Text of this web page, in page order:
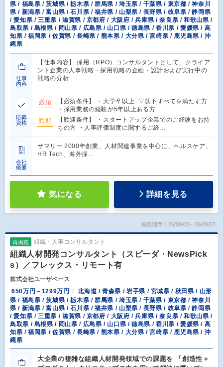
県 / 福島県 / 茨城県 / 栃木県 / 群馬県 / 埼玉県 / 千葉県 / 東京都 / 神奈川
県 / 新潟県 / 富山県 / 石川県 / 福井県 / 山梨県 / 長野県 / 岐阜県 / 静岡県
/ 愛知県 / 三重県 / 滋賀県 / 京都府 / 大阪府 / 兵庫県 / 奈良県 / 和歌山県 /
鳥取県 / 島根県 / 岡山県 / 広島県 / 山口県 / 徳島県 / 香川県 / 愛媛県 / 高
知県 / 福岡県 / 佐賀県 / 長崎県 / 熊本県 / 大分県 / 宮崎県 / 鹿児島県 / 沖
縄県
仕事
内容
【仕事内容】 採用（RPO）コンサルタントとして、クライア
ント企業の人事戦略・採用戦略の企画・設計および実行中の
戦略の分析…
応募
資格
必須
【必須条件】 ・大学卒以上 ▽以下すべてを満たす方
・採用業務の経験が5年以上ある方…
歓迎
【歓迎条件】 ・スタートアップ企業でのご経験をお持
ちの方 ・人事評価制度に関するご経…
会社
概要
サマリー 2000年創業、人材関連事業を中心に、ヘルスケア、
HR Tech、海外採…
気になる 詳細を見る
掲載期間：26/08/03～26/09/27
再掲載 組織・人事コンサルタント
組織人材開発コンサルタント（スピーダ・NewsPick
s）／フレックス・リモート有
株式会社ユーザベース
650万円～1299万円
北海道 / 青森県 / 岩手県 / 宮城県 / 秋田県 / 山形
県 / 福島県 / 茨城県 / 栃木県 / 群馬県 / 埼玉県 / 千葉県 / 東京都 / 神奈川
県 / 新潟県 / 富山県 / 石川県 / 福井県 / 山梨県 / 長野県 / 岐阜県 / 静岡県
/ 愛知県 / 三重県 / 滋賀県 / 京都府 / 大阪府 / 兵庫県 / 奈良県 / 和歌山県 /
鳥取県 / 島根県 / 岡山県 / 広島県 / 山口県 / 徳島県 / 香川県 / 愛媛県 / 高
知県 / 福岡県 / 佐賀県 / 長崎県 / 熊本県 / 大分県 / 宮崎県 / 鹿児島県 / 沖
縄県
大企業の複雑な組織人材開発領域での課題を 「創造性＋